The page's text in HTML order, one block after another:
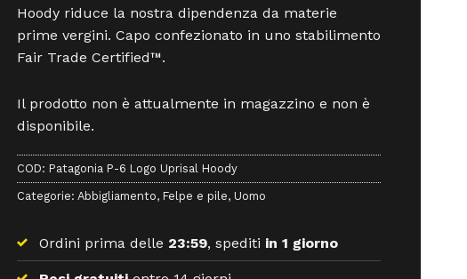
Hoody riduce la nostra dipendenza da materie
prime vergini. Capo confezionato in uno stabilimento
Fair Trade Certified™.
Il prodotto non è attualmente in magazzino e non è
disponibile.
COD: Patagonia P-6 Logo Uprisal Hoody
Categorie: Abbigliamento, Felpe e pile, Uomo
Ordini prima delle 23:59, spediti in 1 giorno